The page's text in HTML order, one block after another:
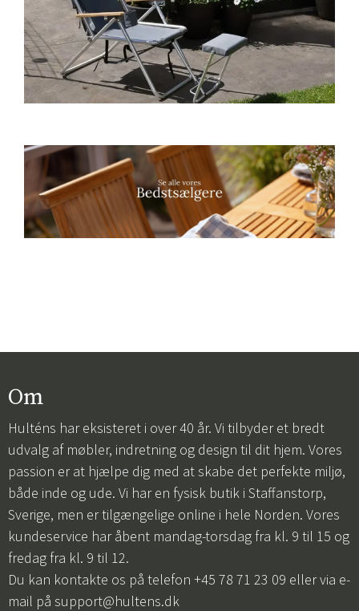
Om
Hulténs har eksisteret i over 40 år. Vi tilbyder et bredt
udvalg af møbler, indretning og design til dit hjem. Vores
passion er at hjælpe dig med at skabe det perfekte miljø,
både inde og ude. Vi har en fysisk butik i Staffanstorp,
Sverige, men er tilgængelige online i hele Norden. Vores
kundeservice har åbent mandag-torsdag fra kl. 9 til 15 og
fredag fra kl. 9 til 12.
Du kan kontakte os på telefon +45 78 71 23 09 eller via e-
mail på support@hultens.dk